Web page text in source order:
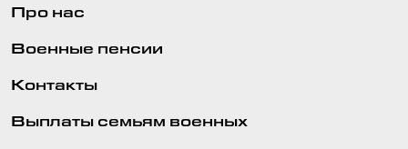
Про нас
Военные пенсии
Контакты
Выплаты семьям военных